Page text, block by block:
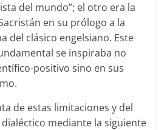
del mundo”; el otro era la
en su prólogo a la
del clásico engelsiano. Este
se inspiraba no
positivo sino en sus
de estas limitaciones y del
mediante la siguiente